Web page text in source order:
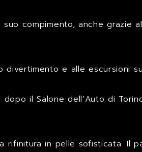
compimento, anche grazie
e alle escursioni
il Salone dell’Auto di
rifinitura in pelle sofisticata. Il